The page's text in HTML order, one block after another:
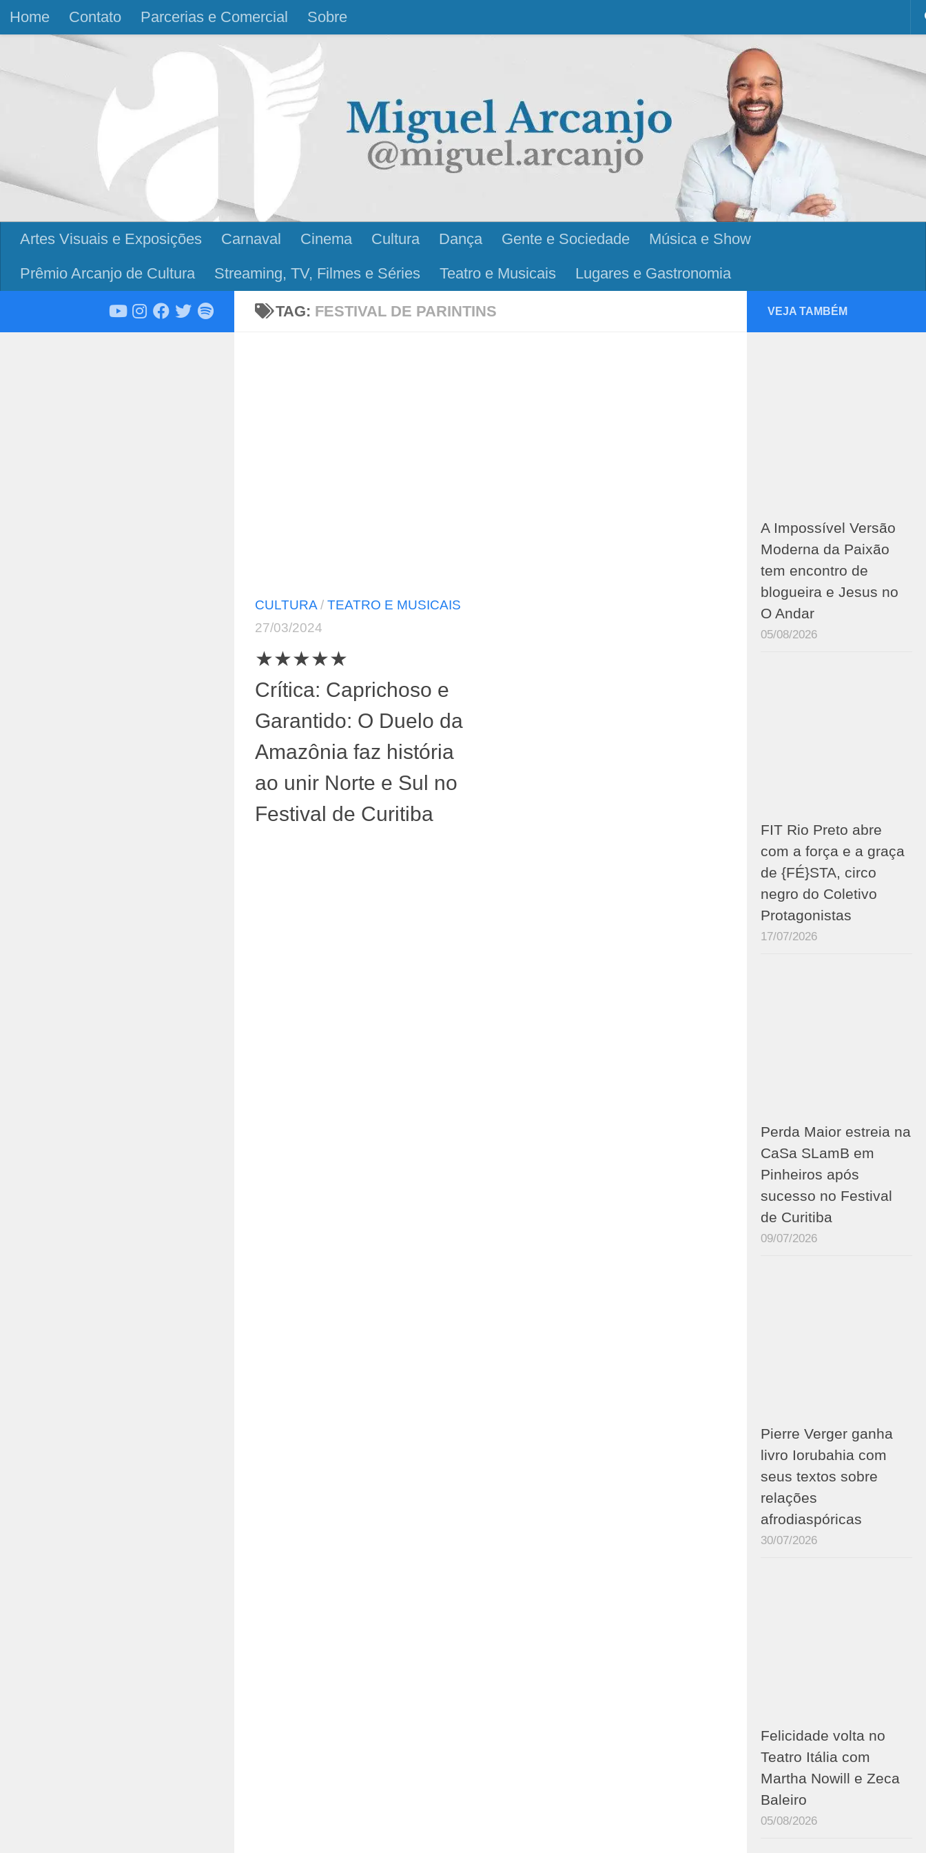
Skip to content
Home Contato Parcerias e Comercial Sobre
Artes Visuais e Exposições Carnaval Cinema Cultura Dança Gente e Sociedade
Música e Show
Prêmio Arcanjo de Cultura
Streaming, TV, Filmes e Séries Teatro e Musicais Lugares e Gastronomia
TAG: FESTIVAL DE PARINTINS
CULTURA / TEATRO E MUSICAIS
27/03/2024
★★★★★
Crítica: Caprichoso e
Garantido: O Duelo da
Amazônia faz história
ao unir Norte e Sul no
Festival de Curitiba
VEJA TAMBÉM
A Impossível Versão
Moderna da Paixão
tem encontro de
blogueira e Jesus no
O Andar
05/08/2026
FIT Rio Preto abre
com a força e a graça
de {FÉ}STA, circo
negro do Coletivo
Protagonistas
17/07/2026
Perda Maior estreia na
CaSa SLamB em
Pinheiros após
sucesso no Festival
de Curitiba
09/07/2026
Pierre Verger ganha
livro Iorubahia com
seus textos sobre
relações
afrodiaspóricas
30/07/2026
Felicidade volta no
Teatro Itália com
Martha Nowill e Zeca
Baleiro
05/08/2026